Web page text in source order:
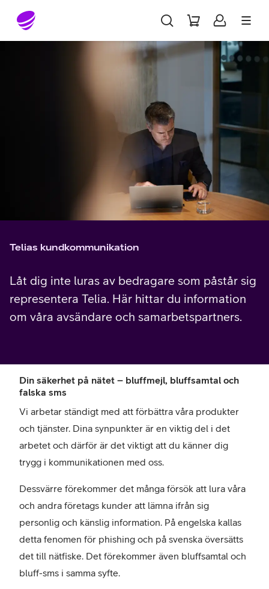
Gå till sidans innehåll
Telias kundkommunikation
Låt dig inte luras av bedragare som påstår sig
representera Telia. Här hittar du information
om våra avsändare och samarbetspartners.
Din säkerhet på nätet – bluffmejl, bluffsamtal och
falska sms
Vi arbetar ständigt med att förbättra våra produkter
och tjänster. Dina synpunkter är en viktig del i det
arbetet och därför är det viktigt att du känner dig
trygg i kommunikationen med oss.
Dessvärre förekommer det många försök att lura våra
och andra företags kunder att lämna ifrån sig
personlig och känslig information. På engelska kallas
detta fenomen för phishing och på svenska översätts
det till nätfiske. Det förekommer även bluffsamtal och
bluff-sms i samma syfte.